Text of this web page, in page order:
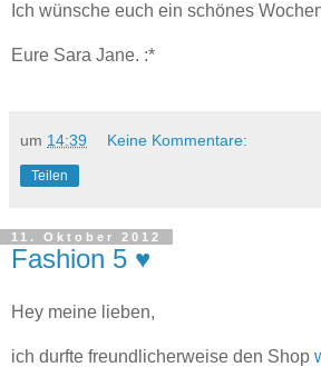
Ich wünsche euch ein schönes
Eure Sara Jane. :*
um 14:39 Keine Kommentare:
Teilen
11. Oktober 2012
Fashion 5 ♥
Hey meine lieben,
ich durfte freundlicherweise den Shop